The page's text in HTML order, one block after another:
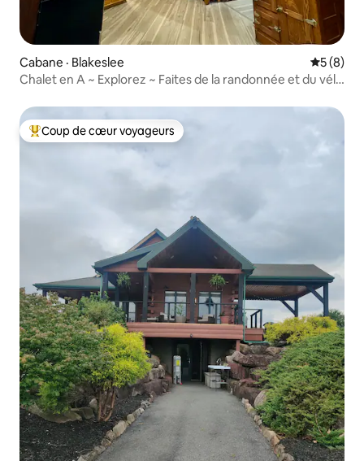
Cabane · Blakeslee Note
5 (8)
Chalet en A ~ Explorez ~ Faites de la randonnée et du vélo
Coup de cœur voyageurs parmi les plus aimés
Coup de cœur voyageurs